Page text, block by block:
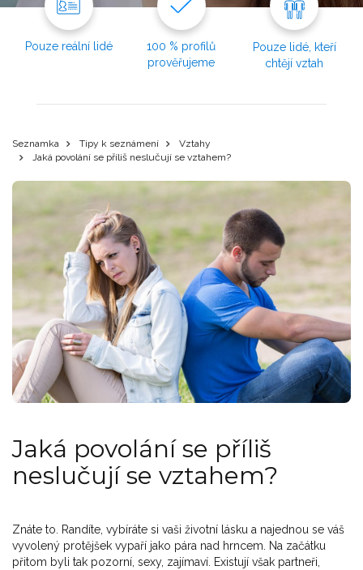
Pouze reální lidé
100 % profilů
prověřujeme
Pouze lidé, kteří
chtějí vztah
Seznamka Tipy k seznámení
Vztahy
Jaká povolání se příliš neslučují se vztahem?
Jaká povolání se příliš
neslučují se vztahem?
Znáte to. Randíte, vybíráte si vaši životní lásku a najednou se váš
vyvolený protějšek vypaří jako pára nad hrncem. Na začátku
přitom byli tak pozorní, sexy, zajímaví. Existují však partneři,